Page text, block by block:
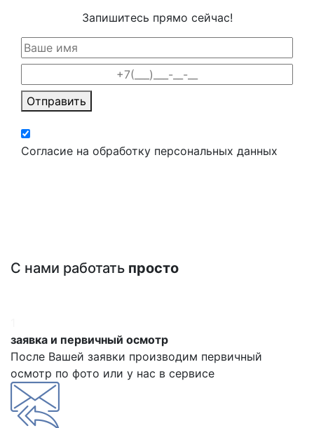
Запишитесь прямо сейчас!
Отправить
Согласие на обработку персональных данных
С нами работать просто
заявка и первичный осмотр
После Вашей заявки производим первичный
осмотр по фото или у нас в сервисе